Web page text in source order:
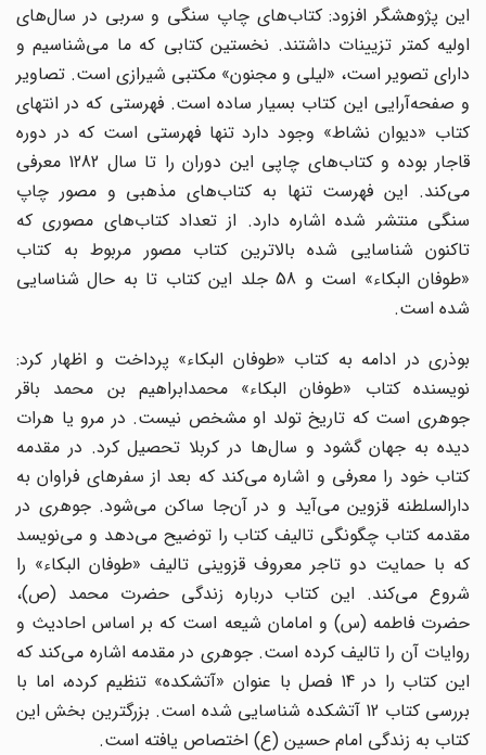
این پژوهشگر افزود: کتاب‌های چاپ سنگی و سربی در سال‌های
اولیه کمتر تزیینات داشتند. نخستین کتابی که ما می‌شناسیم و
دارای تصویر است، «لیلی و مجنون» مکتبی شیرازی است. تصاویر
و صفحه‌آرایی این کتاب بسیار ساده است. فهرستی که در انتهای
کتاب «دیوان نشاط» وجود دارد تنها فهرستی است که در دوره
قاجار بوده و کتاب‌های چاپی این دوران را تا سال 1282 معرفی
می‌کند. این فهرست تنها به کتاب‌های مذهبی و مصور چاپ
سنگی منتشر شده اشاره دارد. از تعداد کتاب‌های مصوری که
تاکنون شناسایی شده بالاترین کتاب مصور مربوط به کتاب
«طوفان البکاء» است و 58 جلد این کتاب تا به حال شناسایی
شده است.
بوذری در ادامه به کتاب «طوفان البکاء» پرداخت و اظهار کرد:
نویسنده کتاب «طوفان البکاء» محمدابراهیم بن محمد باقر
جوهری است که تاریخ تولد او مشخص نیست. در مرو یا هرات
دیده به جهان گشود و سال‌ها در کربلا تحصیل کرد. در مقدمه
کتاب خود را معرفی و اشاره می‌کند که بعد از سفرهای فراوان به
دارالسلطنه قزوین می‌آید و در آن‌جا ساکن می‌شود. جوهری در
مقدمه کتاب چگونگی تالیف کتاب را توضیح می‌دهد و می‌نویسد
که با حمایت دو تاجر معروف قزوینی تالیف «طوفان البکاء» را
شروع می‌کند. این کتاب درباره زندگی حضرت محمد (ص)،
حضرت فاطمه (س) و امامان شیعه است که بر اساس احادیث و
روایات آن را تالیف کرده است. جوهری در مقدمه اشاره می‌کند که
این کتاب را در 14 فصل با عنوان «آتشکده» تنظیم کرده، اما با
بررسی کتاب 12 آتشکده شناسایی شده است. بزرگترین بخش این
کتاب به زندگی امام حسین (ع) اختصاص یافته است.